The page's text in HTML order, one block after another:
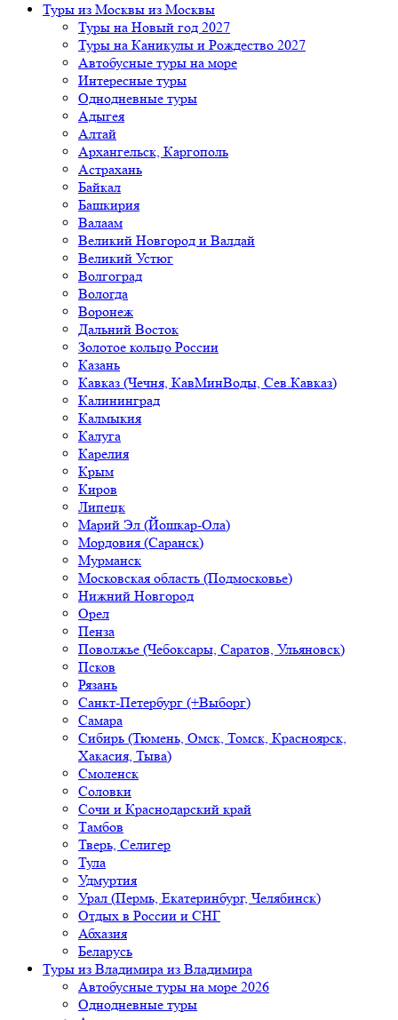
Туры из Москвы из Москвы
Туры на Новый год 2027
Туры на Каникулы и Рождество 2027
Автобусные туры на море
Интересные туры
Однодневные туры
Адыгея
Алтай
Архангельск, Каргополь
Астрахань
Байкал
Башкирия
Валаам
Великий Новгород и Валдай
Великий Устюг
Волгоград
Вологда
Воронеж
Дальний Восток
Золотое кольцо России
Казань
Кавказ (Чечня, КавМинВоды, Сев.Кавказ)
Калининград
Калмыкия
Калуга
Карелия
Крым
Киров
Липецк
Марий Эл (Йошкар-Ола)
Мордовия (Саранск)
Мурманск
Московская область (Подмосковье)
Нижний Новгород
Орел
Пенза
Поволжье (Чебоксары, Саратов, Ульяновск)
Псков
Рязань
Санкт-Петербург (+Выборг)
Самара
Сибирь (Тюмень, Омск, Томск, Красноярск,
Хакасия, Тыва)
Смоленск
Соловки
Сочи и Краснодарский край
Тамбов
Тверь, Селигер
Тула
Удмуртия
Урал (Пермь, Екатеринбург, Челябинск)
Отдых в России и СНГ
Абхазия
Беларусь
Туры из Владимира из Владимира
Автобусные туры на море 2026
Однодневные туры